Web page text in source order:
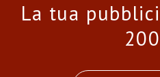
La tua